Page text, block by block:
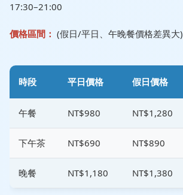
17:30–21:00
價格區間： (假日/平日、午晚餐價格差異大)
時段 平日價格 假日價格
午餐 NT$980 NT$1,280
下午茶 NT$690 NT$890
晚餐 NT$1,180 NT$1,380